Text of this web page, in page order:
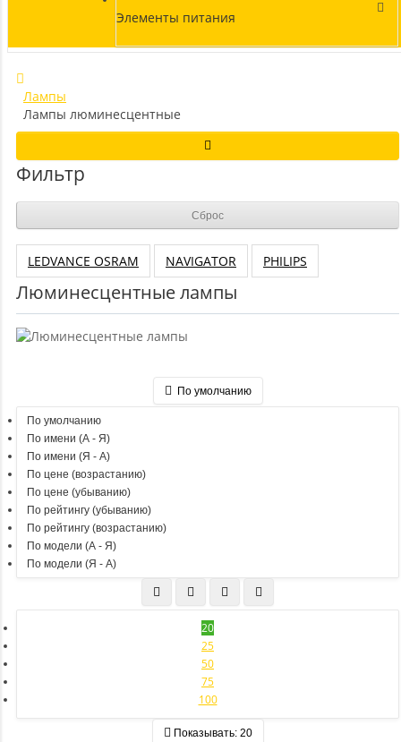
Элементы питания
Лампы
Лампы люминесцентные
Фильтр
Сброс
LEDVANCE OSRAM NAVIGATOR PHILIPS
Люминесцентные лампы
По умолчанию
По умолчанию
По имени (A - Я)
По имени (Я - A)
По цене (возрастанию)
По цене (убыванию)
По рейтингу (убыванию)
По рейтингу (возрастанию)
По модели (A - Я)
По модели (Я - A)
20
25
50
75
100
Показывать: 20